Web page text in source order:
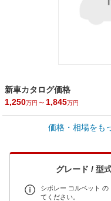
新車カタログ価格
1,250万円 ～ 1,845万円
車買取価格 *
全国平均の車検価格 *
73,850円
価格・相場をも
グレード / 型
シボレー コルベット
てください。